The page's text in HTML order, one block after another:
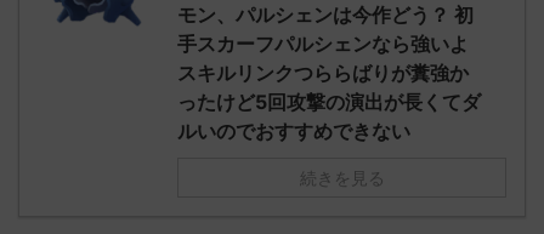
モン、パルシェンは今作どう？ 初
手スカーフパルシェンなら強いよ
スキルリンクつららばりが糞強か
ったけど5回攻撃の演出が長くてダ
ルいのでおすすめできない
続きを見る